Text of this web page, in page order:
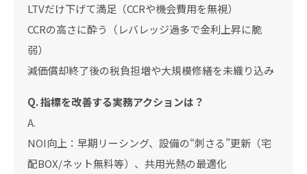
LTVだけ下げて満足（CCRや機会費用を無視）
CCRの高さに酔う（レバレッジ過多で金利上昇に脆
弱）
減価償却終了後の税負担増や大規模修繕を未織り込み
Q. 指標を改善する実務アクションは？
A.
NOI向上：早期リーシング、設備の“刺さる”更新（宅
配BOX/ネット無料等）、共用光熱の最適化